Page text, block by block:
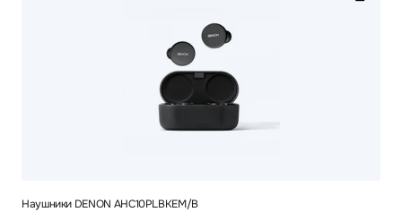
Наушники DENON AHC10PLBKEM/B